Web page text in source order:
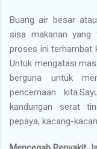
Buang air besar
sisa makanan yang
proses ini terhambat
Untuk mengatasi
berguna untuk
pencernaan
kandungan serat
pepaya, kacang-